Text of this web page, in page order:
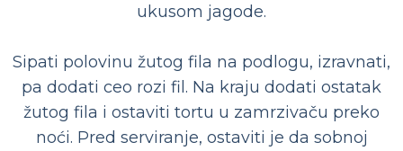
ukusom jagode.
Sipati polovinu žutog fila na podlogu, izravnati,
pa dodati ceo rozi fil. Na kraju dodati ostatak
žutog fila i ostaviti tortu u zamrzivaču preko
noći. Pred serviranje, ostaviti je da sobnoj